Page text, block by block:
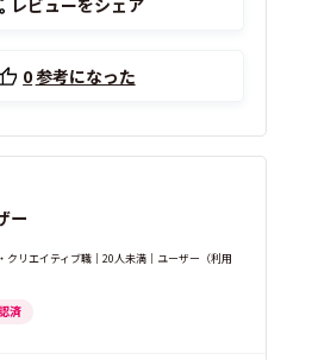
レビューをシェア
0参考になった
ー
クリエイティブ職｜20人未満｜ユーザー（利用
済